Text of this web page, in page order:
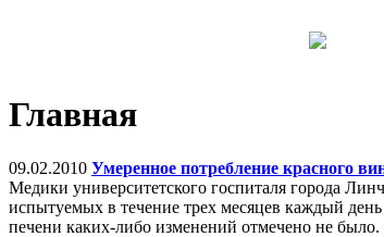
Главная
09.02.2010 Умеренное потребление красного
Медики университетского госпиталя города
испытуемых в течение трех месяцев каждый
печени каких-либо изменений отмечено не было.